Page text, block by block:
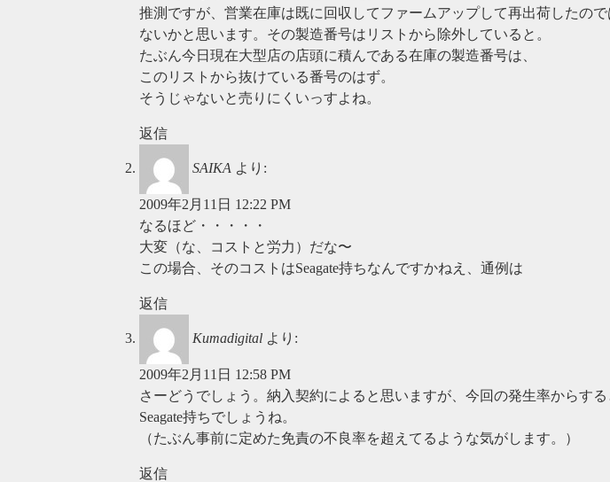
推測ですが、営業在庫は既に回収してファームアップして再出荷したので
ないかと思います。その製造番号はリストから除外していると。
たぶん今日現在大型店の店頭に積んである在庫の製造番号は、
このリストから抜けている番号のはず。
そうじゃないと売りにくいっすよね。
返信
SAIKA より:
2009年2月11日 12:22 PM
なるほど・・・・・
大変（な、コストと労力）だな〜
この場合、そのコストはSeagate持ちなんですかねえ、通例は
返信
Kumadigital より:
2009年2月11日 12:58 PM
さーどうでしょう。納入契約によると思いますが、今回の発生率からする
Seagate持ちでしょうね。
（たぶん事前に定めた免責の不良率を超えてるような気がします。）
返信